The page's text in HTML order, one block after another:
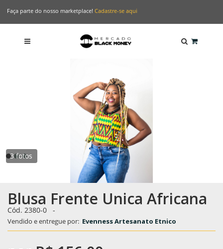
Faça parte do nosso marketplace! Cadastre-se aqui
3 fotos
Blusa Frente Unica Africana
Cód. 2380-0 -
Vendido e entregue por: Evenness Artesanato Etnico